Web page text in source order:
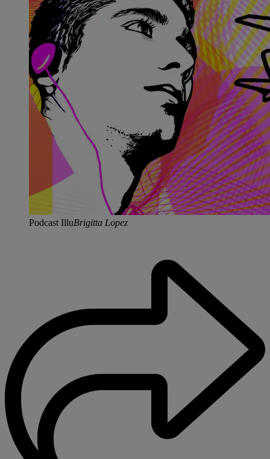
Podcast IlluBrigitta Lopez